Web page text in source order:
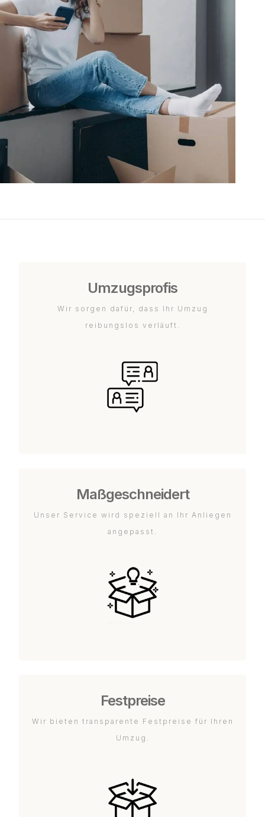
Umzugsprofis
Wir sorgen dafür, dass Ihr Umzug
reibungslos verläuft.
Maßgeschneidert
Unser Service wird speziell an Ihr Anliegen
angepasst.
Festpreise
Wir bieten transparente Festpreise für Ihren
Umzug.